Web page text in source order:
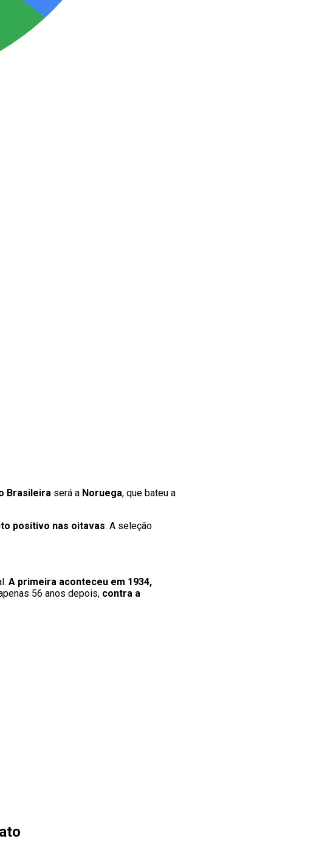
Brasileira será a Noruega, que bateu a
positivo nas oitavas. A seleção
A primeira aconteceu em 1934,
56 anos depois, contra a